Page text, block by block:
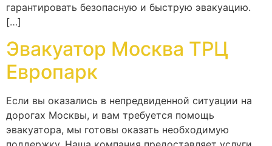
гарантировать безопасную и быструю эвакуацию.
[…]
Эвакуатор Москва ТРЦ
Европарк
Если вы оказались в непредвиденной ситуации на
дорогах Москвы, и вам требуется помощь
эвакуатора, мы готовы оказать необходимую